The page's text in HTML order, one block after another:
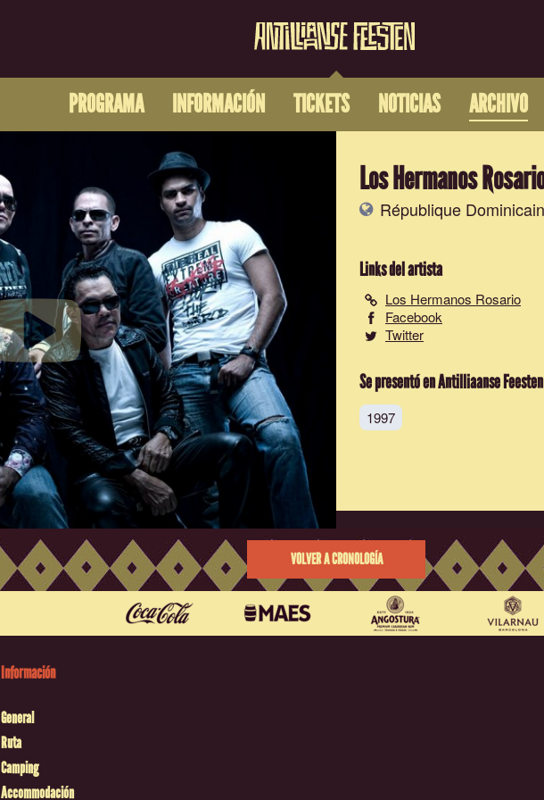
PROGRAMA INFORMACIÓN TICKETS NOTICIAS ARCHIVO
Los Hermanos
République
Links del artista
Los Hermanos Rosario
Facebook
Twitter
Se presentó en Antilliaanse
1997
VOLVER A CRONOLOGÍA
Información
General
Ruta
Camping
Accommodación